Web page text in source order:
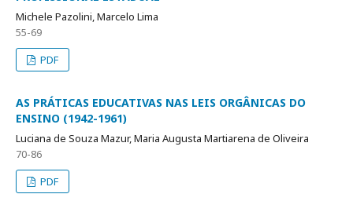
Michele Pazolini, Marcelo Lima
55-69
PDF
AS PRÁTICAS EDUCATIVAS NAS LEIS ORGÂNICAS DO
ENSINO (1942-1961)
Luciana de Souza Mazur, Maria Augusta Martiarena de Oliveira
70-86
PDF